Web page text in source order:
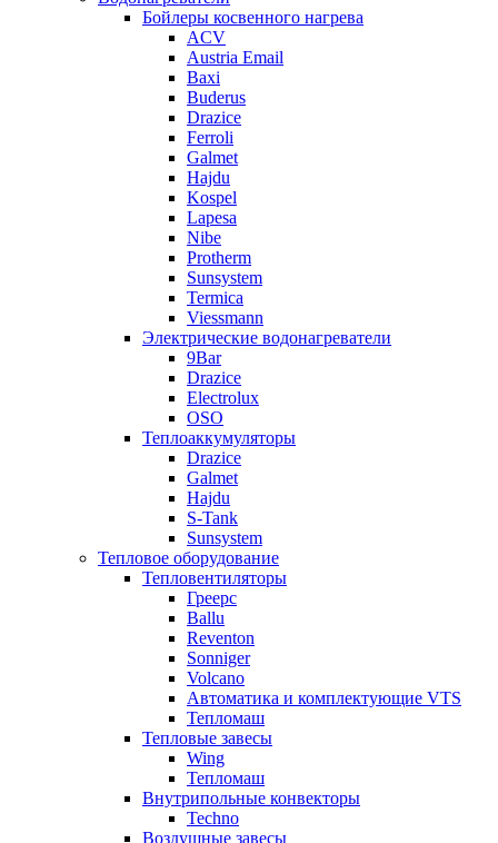
Бойлеры косвенного нагрева
ACV
Austria Email
Baxi
Buderus
Drazice
Ferroli
Galmet
Hajdu
Kospel
Lapesa
Nibe
Protherm
Sunsystem
Termica
Viessmann
Электрические водонагреватели
9Bar
Drazice
Electrolux
OSO
Теплоаккумуляторы
Drazice
Galmet
Hajdu
S-Tank
Sunsystem
Тепловое оборудование
Тепловентиляторы
Греерс
Ballu
Reventon
Sonniger
Volcano
Автоматика и комплектующие VTS
Тепломаш
Тепловые завесы
Wing
Тепломаш
Внутрипольные конвекторы
Techno
Воздушные завесы